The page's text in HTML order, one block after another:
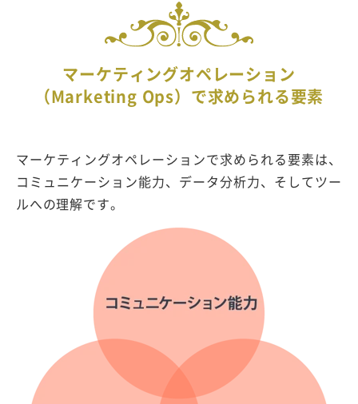
マーケティングオペレーション
（Marketing Ops）で求められる要素
マーケティングオペレーションで求められる要素は、
コミュニケーション能力、データ分析力、そしてツー
ルへの理解です。